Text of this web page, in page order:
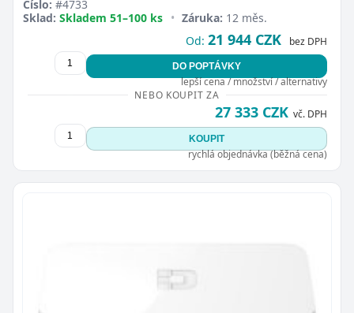
Číslo: #4733
Sklad: Skladem 51–100 ks • Záruka: 12 měs.
Od: 21 944 CZK bez DPH
DO POPTÁVKY
lepší cena / množství / alternativy
NEBO KOUPIT ZA
27 333 CZK vč. DPH
KOUPIT
rychlá objednávka (běžná cena)